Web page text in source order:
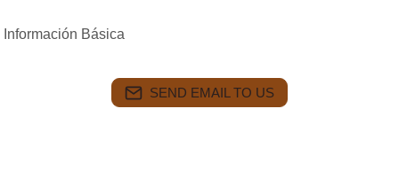
Información Básica
SEND EMAIL TO US